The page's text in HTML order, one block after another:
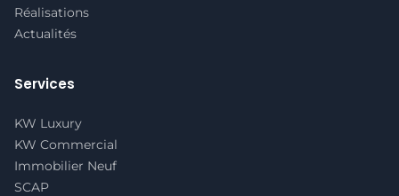
Réalisations
Actualités
Services
KW Luxury
KW Commercial
Immobilier Neuf
SCAP